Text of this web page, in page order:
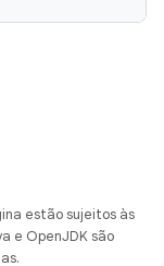
estão sujeitos às
e OpenJDK são